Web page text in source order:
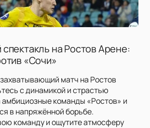
на Ростов Арене:
«Сочи»
матч на Ростов
с динамикой и страстью
амбициозные команды «Ростов» и
в напряжённой борьбе.
команду и ощутите атмосферу